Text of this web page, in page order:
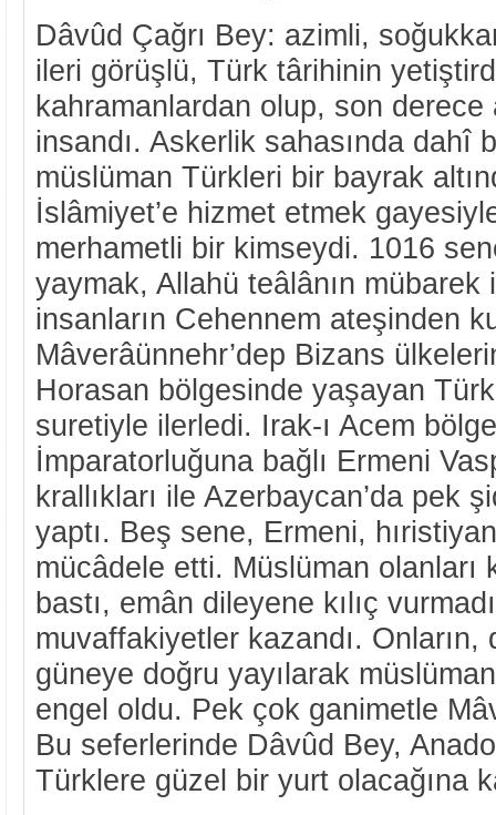
Dâvûd Çağrı Bey: azimli,
ileri görüşlü, Türk târihinin
kahramanlardan olup, son
insandı. Askerlik sahasında dahî
müslüman Türkleri bir bayrak
İslâmiyet’e hizmet etmek
merhametli bir kimseydi. 1016
yaymak, Allahü teâlânın
insanların Cehennem ateşinden
Mâverâünnehr’dep Bizans
Horasan bölgesinde yaşayan
suretiyle ilerledi. Irak-ı Acem
İmparatorluğuna bağlı Ermeni
krallıkları ile Azerbaycan’da pek
yaptı. Beş sene, Ermeni,
mücâdele etti. Müslüman olanları
bastı, emân dileyene kılıç
muvaffakiyetler kazandı. Onların,
güneye doğru yayılarak
engel oldu. Pek çok ganimetle
Bu seferlerinde Dâvûd Bey,
Türklere güzel bir yurt olacağına